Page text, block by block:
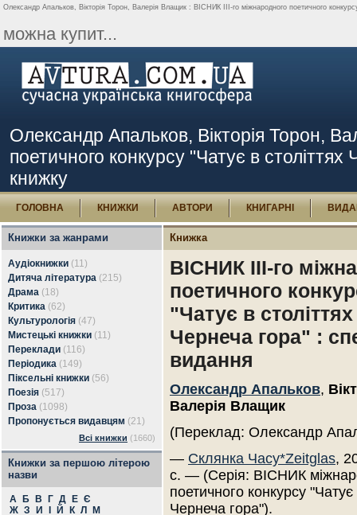
Олександр Апальков, Вікторія Торон, Валерія Влащик : ВІСНИК III-го міжнародного поетичного
можна купит...
Олександр Апальков, Вікторія Торон,
поетичного конкурсу "Чатує в
книжку
ГОЛОВНА КНИЖКИ АВТОРИ КНИГАРНІ
Книжки за жанрами
Аудіокнижки (11)
Дитяча література (215)
Драма (18)
Критика (62)
Культурологія (47)
Мистецькі книжки (11)
Переклади (116)
Періодика (149)
Піксельні книжки (56)
Поезія (517)
Проза (1098)
Пропонується видавцям (21)
Всі книжки (1660)
Книжки за першою літерою
назви
А Б В Г Д Е Є
Ж З И Й К Л
М
Книжка
ВІСНИК III-го
поетичного
"Чатує в століттях
Чернеча гора" :
видання
Олександр Апальков,
Валерія Влащик
(Переклад: Олександр
— Склянка Часу*Zeitglas,
с. — (Серія: ВІСНИК
поетичного конкурсу "Чатує
Чернеча гора").